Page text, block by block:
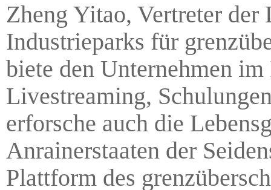
Zheng Yitao, Vertreter
Industrieparks für
biete den Unternehmen
Livestreaming,
erforsche auch die
Anrainerstaaten der
Plattform des